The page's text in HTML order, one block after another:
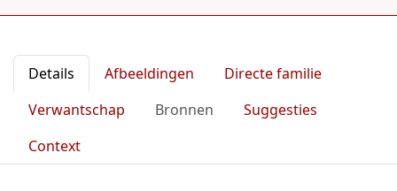
Details Afbeeldingen
Directe familie
Verwantschap
Bronnen
Suggesties
Context